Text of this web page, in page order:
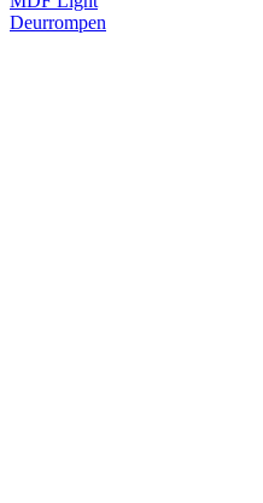
Deurrompen